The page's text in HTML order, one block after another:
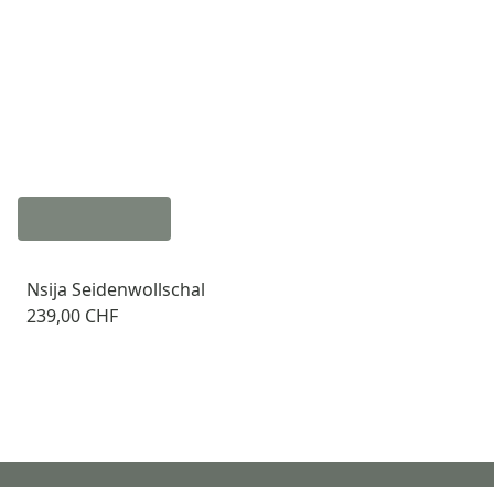
Nsija Seidenwollschal
239,00 CHF